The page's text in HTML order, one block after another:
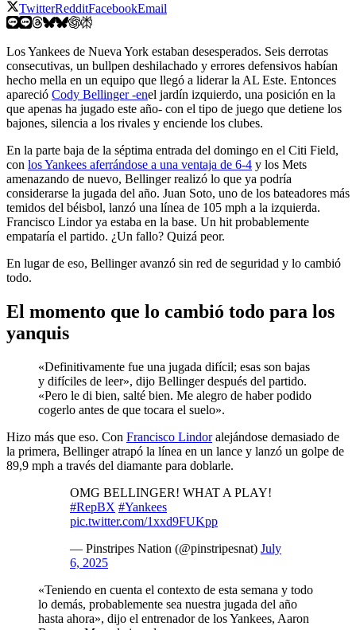
TwitterRedditFacebookEmail
Los Yankees de Nueva York estaban desesperados. Seis derrotas
consecutivas, un bullpen deshilachado y errores defensivos habían
hecho mella en un equipo que llegó a liderar la AL Este. Entonces
apareció Cody Bellinger -enel jardín izquierdo, una posición en la
que apenas ha jugado este año- con el tipo de juego que detiene los
bajones, silencia a los rivales y enciende los clubes.
En la parte baja de la séptima entrada del domingo en el Citi Field,
con los Yankees aferrándose a una ventaja de 6-4 y los Mets
amenazando de nuevo, Bellinger realizó lo que ya podría
considerarse la jugada del año. Juan Soto, uno de los bateadores más
temidos del béisbol, lanzó una línea de 105 mph a la izquierda.
Francisco Lindor ya estaba en la base. Un hit probablemente
empataría el partido. ¿Un fallo? Quizá peor.
En lugar de eso, Bellinger avanzó sin red de seguridad y lo cambió
todo.
El momento que lo cambió todo para los
yanquis
«Definitivamente fue una jugada difícil; esas son bajas
y difíciles de leer», dijo Bellinger después del partido.
«Pero le di bien, salté bien. Me alegro de haber podido
cogerlo antes de que tocara el suelo».
Hizo más que eso. Con Francisco Lindoralejándose demasiado de
la primera, Bellinger atrapó la línea en un lance y lanzó un golpe de
89,9 mph a través del diamante para doblarle.
OMG BELLINGER! WHAT A PLAY!
#RepBX #Yankees
pic.twitter.com/1xxd9FUKpp
— Pinstripes Nation (@pinstripesnat) July
6, 2025
«Teniendo en cuenta el contexto de esta semana y todo
lo demás, probablemente sea nuestra jugada del año
hasta ahora», dijo el entrenador de los Yankees, Aaron